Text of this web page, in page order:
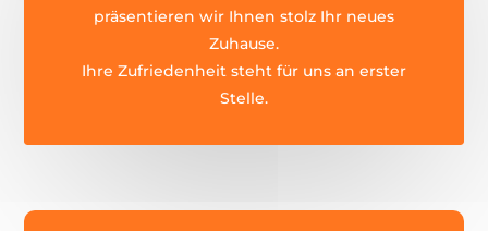
präsentieren wir Ihnen stolz Ihr neues
Zuhause.
Ihre Zufriedenheit steht für uns an erster
Stelle.